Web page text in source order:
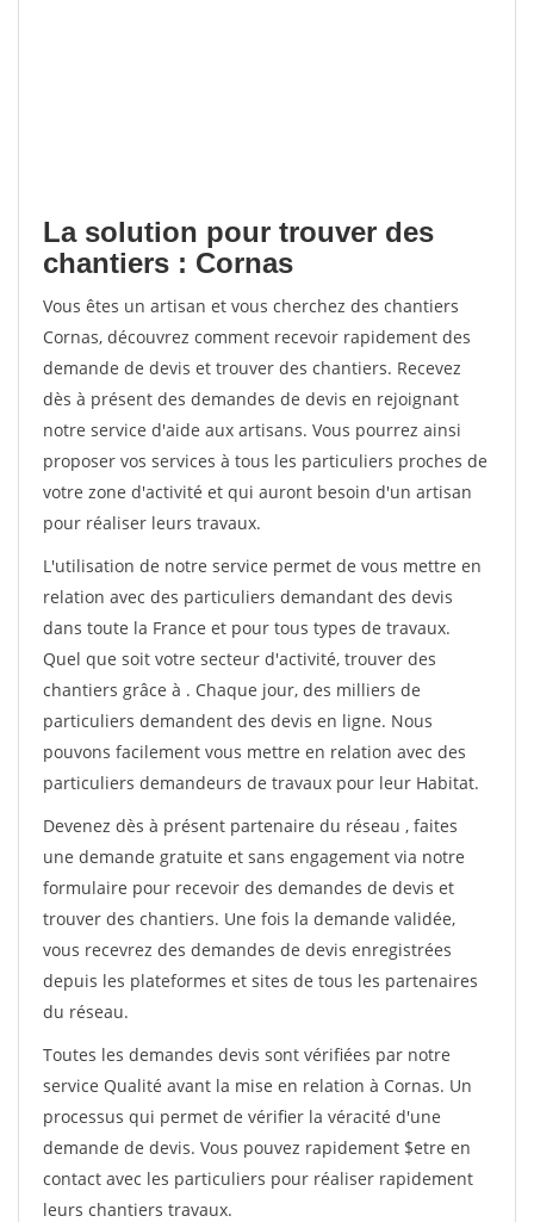
La solution pour trouver des
chantiers : Cornas
Vous êtes un artisan et vous cherchez des chantiers
Cornas, découvrez comment recevoir rapidement des
demande de devis et trouver des chantiers. Recevez
dès à présent des demandes de devis en rejoignant
notre service d'aide aux artisans. Vous pourrez ainsi
proposer vos services à tous les particuliers proches de
votre zone d'activité et qui auront besoin d'un artisan
pour réaliser leurs travaux.
L'utilisation de notre service permet de vous mettre en
relation avec des particuliers demandant des devis
dans toute la France et pour tous types de travaux.
Quel que soit votre secteur d'activité, trouver des
chantiers grâce à . Chaque jour, des milliers de
particuliers demandent des devis en ligne. Nous
pouvons facilement vous mettre en relation avec des
particuliers demandeurs de travaux pour leur Habitat.
Devenez dès à présent partenaire du réseau , faites
une demande gratuite et sans engagement via notre
formulaire pour recevoir des demandes de devis et
trouver des chantiers. Une fois la demande validée,
vous recevrez des demandes de devis enregistrées
depuis les plateformes et sites de tous les partenaires
du réseau.
Toutes les demandes devis sont vérifiées par notre
service Qualité avant la mise en relation à Cornas. Un
processus qui permet de vérifier la véracité d'une
demande de devis. Vous pouvez rapidement $etre en
contact avec les particuliers pour réaliser rapidement
leurs chantiers travaux.